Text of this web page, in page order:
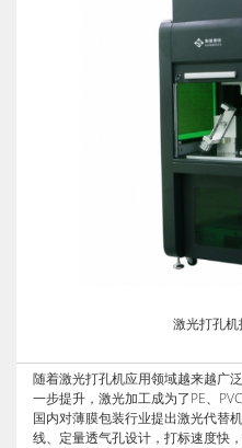
激光打孔
随着激光打孔机应用领域越来越广
一步提升，激光加工成为了PE、
国内对薄膜包装行业提出激光代替
线、定量透气孔设计，打标速度快